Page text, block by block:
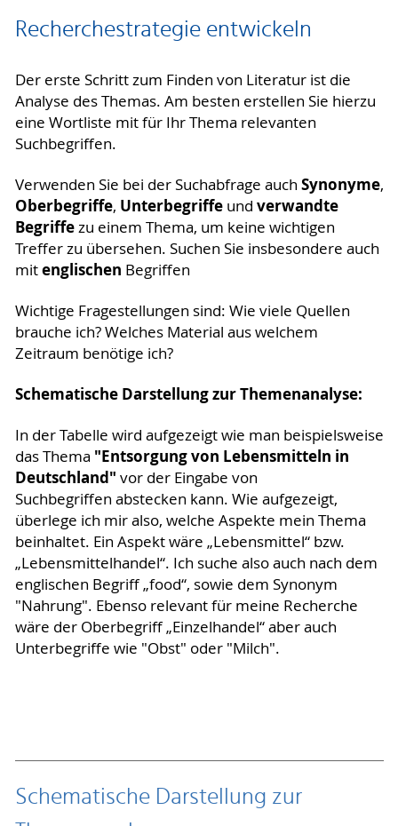
Recherchestrategie entwickeln
Der erste Schritt zum Finden von Literatur ist die
Analyse des Themas. Am besten erstellen Sie hierzu
eine Wortliste mit für Ihr Thema relevanten
Suchbegriffen.
Verwenden Sie bei der Suchabfrage auch Synonyme,
Oberbegriffe, Unterbegriffeund verwandte
Begriffezu einem Thema, um keine wichtigen
Treffer zu übersehen. Suchen Sie insbesondere auch
mitenglischen Begriffen
Wichtige Fragestellungen sind: Wie viele Quellen
brauche ich? Welches Material aus welchem
Zeitraum benötige ich?
Schematische Darstellung zur Themenanalyse:
In der Tabelle wird aufgezeigt wie man beispielsweise
das Thema "Entsorgung von Lebensmitteln in
Deutschland" vor der Eingabe von
Suchbegriffen abstecken kann. Wie aufgezeigt,
überlege ich mir also, welche Aspekte mein Thema
beinhaltet. Ein Aspekt wäre „Lebensmittel“ bzw.
„Lebensmittelhandel“. Ich suche also auch nach dem
englischen Begriff „food“, sowie dem Synonym
"Nahrung". Ebenso relevant für meine Recherche
wäre der Oberbegriff „Einzelhandel“ aber auch
Unterbegriffe wie "Obst" oder "Milch".
Schematische Darstellung zur